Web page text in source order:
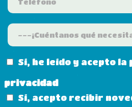
Sí, he leído y acepto la
privacidad
Sí, acepto recibir